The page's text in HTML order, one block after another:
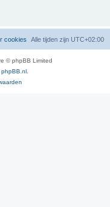
Alle tijden zijn UTC+02:00
cookies
© phpBB Limited
phpBB.nl